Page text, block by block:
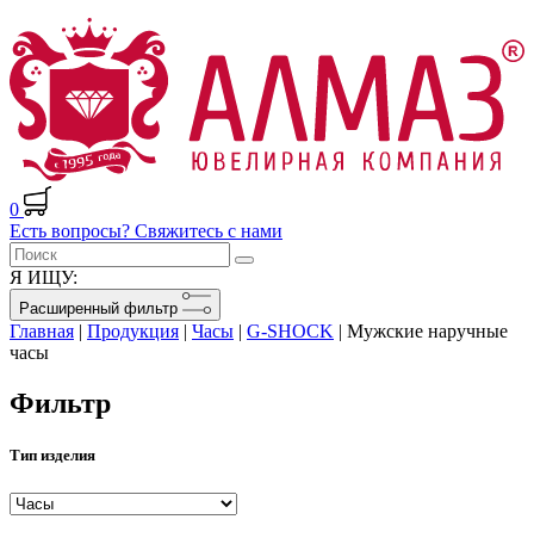
0
Есть вопросы? Свяжитесь с нами
Я ИЩУ:
Расширенный фильтр
Главная | Продукция | Часы | G-SHOCK | Мужские наручные
часы
Фильтр
Тип изделия